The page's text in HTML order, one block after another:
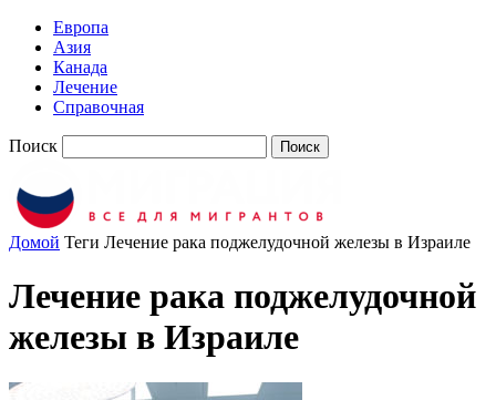
Европа
Азия
Канада
Лечение
Справочная
Поиск
Домой Теги Лечение рака поджелудочной железы в Израиле
Лечение рака поджелудочной
железы в Израиле